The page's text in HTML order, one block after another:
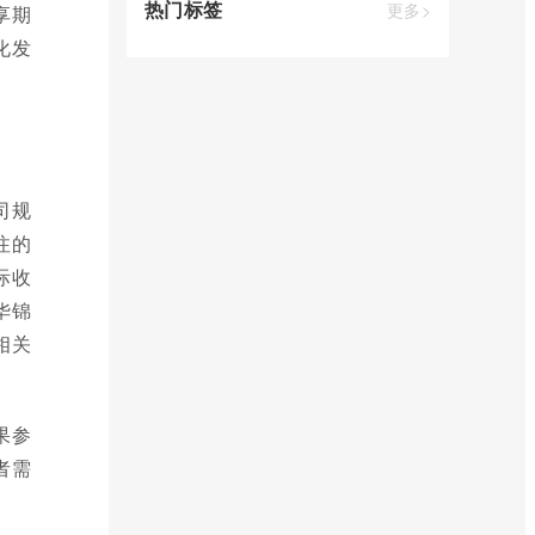
期
发
规
的
收
锦
关
参
需
热门标签 更多>